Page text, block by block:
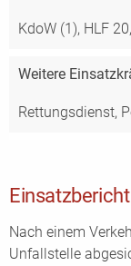
KdoW (1), HLF 20,
Weitere
Rettungsdienst,
Einsatzbericht
Nach einem
Unfallstelle